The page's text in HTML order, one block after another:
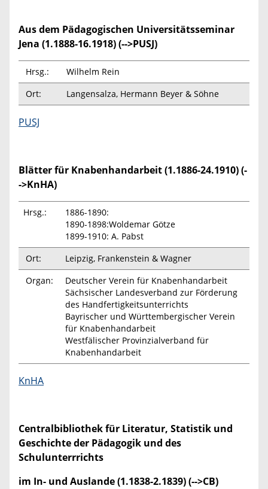
Aus dem Pädagogischen Universitätsseminar
Jena (1.1888-16.1918) (-->PUSJ)
Hrsg.:
Wilhelm Rein
Ort:
Langensalza, Hermann Beyer & Söhne
PUSJ
Blätter für Knabenhandarbeit (1.1886-24.1910) (-
->KnHA)
Hrsg.:
1886-1890:
1890-1898:Woldemar Götze
1899-1910: A. Pabst
Ort:
Leipzig, Frankenstein & Wagner
Organ:
Deutscher Verein für Knabenhandarbeit
Sächsischer Landesverband zur Förderung
des Handfertigkeitsunterrichts
Bayrischer und Württembergischer Verein
für Knabenhandarbeit
Westfälischer Provinzialverband für
Knabenhandarbeit
KnHA
Centralbibliothek für Literatur, Statistik und
Geschichte der Pädagogik und des
Schulunterrrichts
im In- und Auslande (1.1838-2.1839) (-->CB)